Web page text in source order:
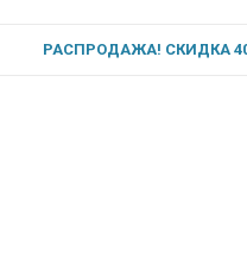
РАСПРОДАЖА! СКИДКА